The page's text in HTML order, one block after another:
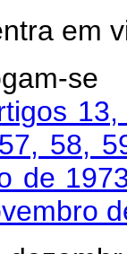
em
se
58,
de